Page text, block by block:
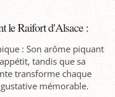
le Raifort d'Alsace :
: Son arôme piquant
tandis que sa
transforme chaque
mémorable.